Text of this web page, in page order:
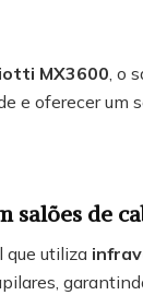
MX3600 , o
e oferecer um
salões de
que utiliza